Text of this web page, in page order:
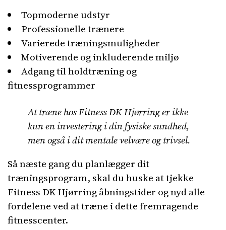
Topmoderne udstyr
Professionelle trænere
Varierede træningsmuligheder
Motiverende og inkluderende miljø
Adgang til holdtræning og
fitnessprogrammer
At træne hos Fitness DK Hjørring er ikke
kun en investering i din fysiske sundhed,
men også i dit mentale velvære og trivsel.
Så næste gang du planlægger dit
træningsprogram, skal du huske at tjekke
Fitness DK Hjørring åbningstider og nyd alle
fordelene ved at træne i dette fremragende
fitnesscenter.